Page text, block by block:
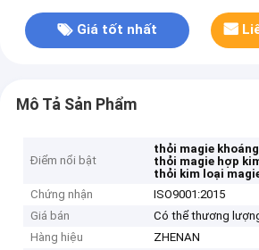
Giá tốt nhất
Mô Tả Sản Phẩm
Điểm nổi bật
thỏi magie
thỏi magie hợp
thỏi kim loại
Chứng nhận
ISO9001:2015
Giá bán
Có thể thương
Hàng hiệu
ZHENAN